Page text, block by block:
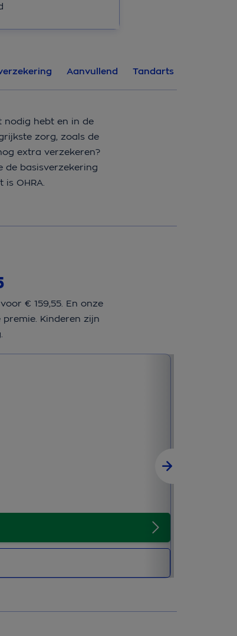
Aanvullend Tandarts
nodig hebt en in de
zorg, zoals de
extra verzekeren?
de basisverzekering
OHRA.
€ 159,55. En onze
Kinderen zijn